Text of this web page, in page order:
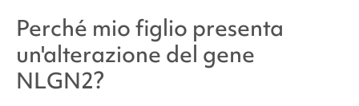
Perché mio figlio presenta
un'alterazione del gene
NLGN2?